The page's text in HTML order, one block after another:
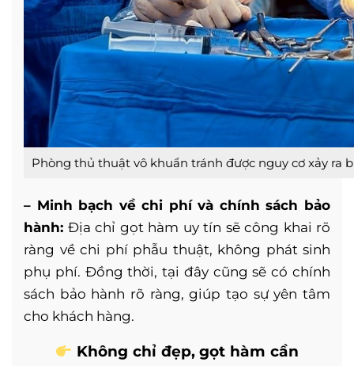
Phòng thủ thuật vô khuẩn tránh được nguy cơ xảy ra
– Minh bạch về chi phí và chính sách bảo
hành: Địa chỉ gọt hàm uy tín sẽ công khai rõ
ràng về chi phí phẫu thuật, không phát sinh
phụ phí. Đồng thời, tại đây cũng sẽ có chính
sách bảo hành rõ ràng, giúp tạo sự yên tâm
cho khách hàng.
Không chỉ đẹp, gọt hàm cần